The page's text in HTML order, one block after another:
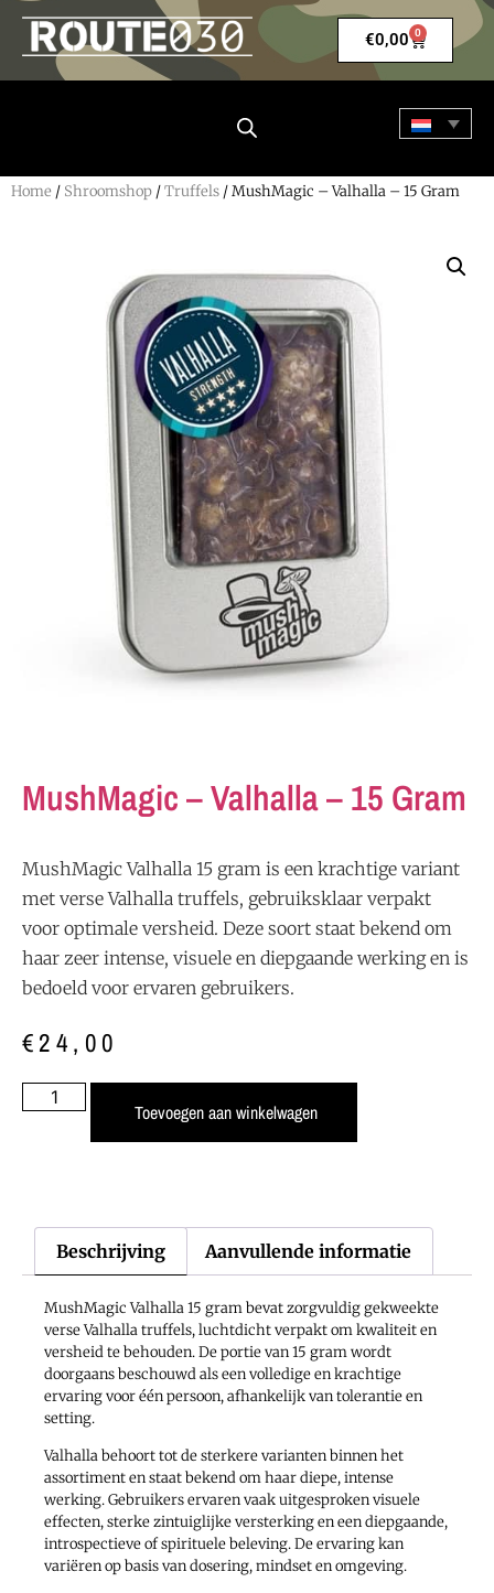
€0,00 0
Home / Shroomshop /Truffels / MushMagic – Valhalla – 15 Gram
MushMagic – Valhalla – 15 Gram
MushMagic Valhalla 15 gram is een krachtige variant
met verse Valhalla truffels, gebruiksklaar verpakt
voor optimale versheid. Deze soort staat bekend om
haar zeer intense, visuele en diepgaande werking en is
bedoeld voor ervaren gebruikers.
€24,00
Toevoegen aan winkelwagen
Beschrijving Aanvullende informatie
MushMagic Valhalla 15 gram bevat zorgvuldig gekweekte
verse Valhalla truffels, luchtdicht verpakt om kwaliteit en
versheid te behouden. De portie van 15 gram wordt
doorgaans beschouwd als een volledige en krachtige
ervaring voor één persoon, afhankelijk van tolerantie en
setting.
Valhalla behoort tot de sterkere varianten binnen het
assortiment en staat bekend om haar diepe, intense
werking. Gebruikers ervaren vaak uitgesproken visuele
effecten, sterke zintuiglijke versterking en een diepgaande,
introspectieve of spirituele beleving. De ervaring kan
variëren op basis van dosering, mindset en omgeving.